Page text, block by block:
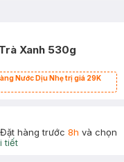
Xanh 530g
Nước Dịu Nhẹ trị giá 29K
hàng trước 8h và chọn
tiết